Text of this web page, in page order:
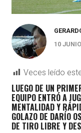
10
Veces leído
LUEGO DE UN
EQUIPO ENTRÓ A
MENTALIDAD Y
GOLAZO DE DARÍO
DE TIRO LIBRE Y